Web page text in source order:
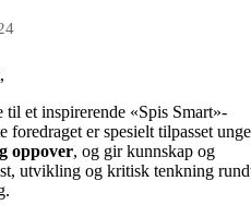
et inspirerende «Spis Smart»-
foredraget er spesielt tilpasset unge
oppover, og gir kunnskap og
utvikling og kritisk tenkning